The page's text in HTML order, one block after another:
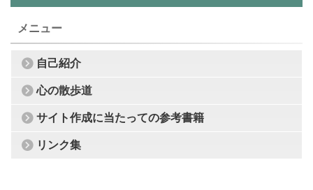
メニュー
自己紹介
心の散歩道
サイト作成に当たっての参考書籍
リンク集